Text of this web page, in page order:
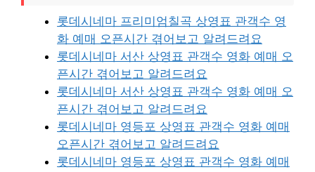
롯데시네마 프리미엄칠곡 상영표 관객수 영
화 예매 오픈시간 겪어보고 알려드려요
롯데시네마 서산 상영표 관객수 영화 예매 오
픈시간 겪어보고 알려드려요
롯데시네마 서산 상영표 관객수 영화 예매 오
픈시간 겪어보고 알려드려요
롯데시네마 영등포 상영표 관객수 영화 예매
오픈시간 겪어보고 알려드려요
롯데시네마 영등포 상영표 관객수 영화 예매